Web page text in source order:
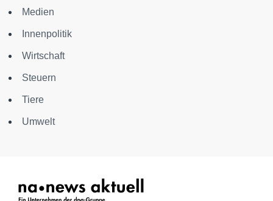
Medien
Innenpolitik
Wirtschaft
Steuern
Tiere
Umwelt